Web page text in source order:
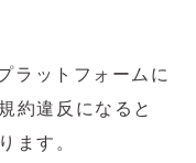
ラットフォームに
約違反になると
ます。